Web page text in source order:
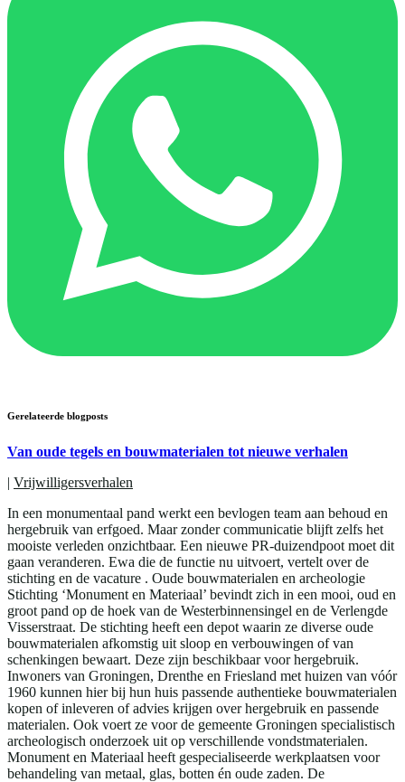
Gerelateerde blogposts
Van oude tegels en bouwmaterialen tot nieuwe verhalen
| Vrijwilligersverhalen
In een monumentaal pand werkt een bevlogen team aan behoud en
hergebruik van erfgoed. Maar zonder communicatie blijft zelfs het
mooiste verleden onzichtbaar. Een nieuwe PR-duizendpoot moet dit
gaan veranderen. Ewa die de functie nu uitvoert, vertelt over de
stichting en de vacature . Oude bouwmaterialen en archeologie
Stichting ‘Monument en Materiaal’ bevindt zich in een mooi, oud en
groot pand op de hoek van de Westerbinnensingel en de Verlengde
Visserstraat. De stichting heeft een depot waarin ze diverse oude
bouwmaterialen afkomstig uit sloop en verbouwingen of van
schenkingen bewaart. Deze zijn beschikbaar voor hergebruik.
Inwoners van Groningen, Drenthe en Friesland met huizen van vóór
1960 kunnen hier bij hun huis passende authentieke bouwmaterialen
kopen of inleveren of advies krijgen over hergebruik en passende
materialen. Ook voert ze voor de gemeente Groningen specialistisch
archeologisch onderzoek uit op verschillende vondstmaterialen.
Monument en Materiaal heeft gespecialiseerde werkplaatsen voor
behandeling van metaal, glas, botten én oude zaden. De